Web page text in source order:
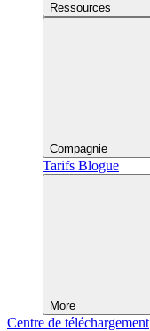
Ressources
Compagnie
Tarifs Blogue
More
Centre de téléchargement